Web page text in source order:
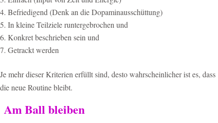
Befriedigend (Denk an die Dopaminausschüttung)
In kleine Teilziele runtergebrochen und
Konkret beschrieben sein und
Getrackt werden
Je mehr dieser Kriterien erfüllt sind, desto wahrscheinlicher ist es, dass
die neue Routine bleibt.
Am Ball bleiben